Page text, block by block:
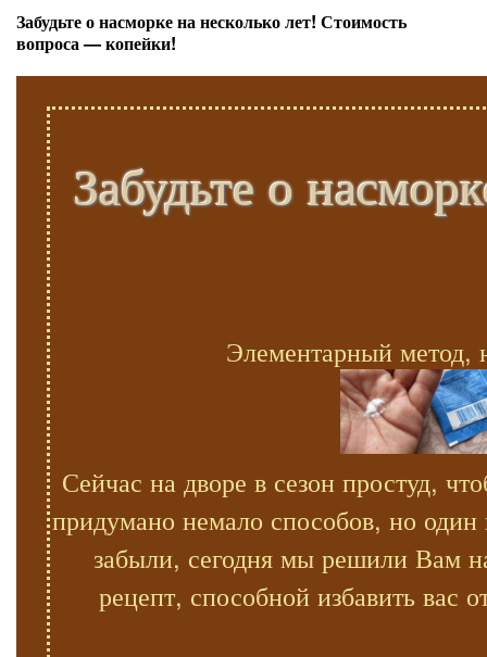
Забудьте о насморке на несколько лет! Стоимость
вопроса — копейки!
Забудьте о
Элементарный метод,
Сейчас на дворе в сезон простуд,
придумано немало способов, но
забыли, сегодня мы решили Вам
рецепт, способной избавить вас